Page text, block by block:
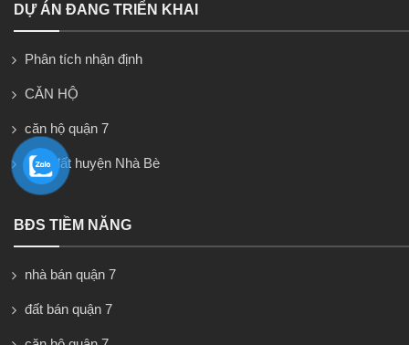
DỰ ÁN ĐANG TRIỂN KHAI
Phân tích nhận định
CĂN HỘ
căn hộ quận 7
Nhà đất huyện Nhà Bè
BĐS TIỀM NĂNG
nhà bán quận 7
đất bán quận 7